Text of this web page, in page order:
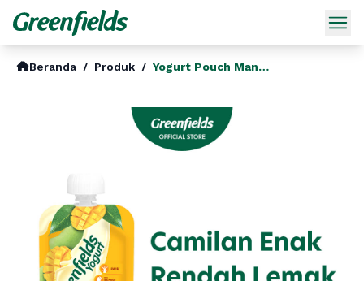
Beranda / Produk / Yogurt Pouch Mango To The Beach